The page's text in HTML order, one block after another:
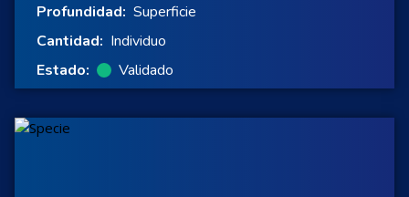
Profundidad: Superficie
Cantidad: Individuo
Estado:
Validado